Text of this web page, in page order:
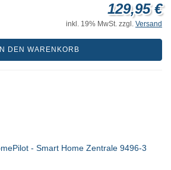
129,95 €
inkl. 19% MwSt. zzgl. Versand
IN DEN WARENKORB